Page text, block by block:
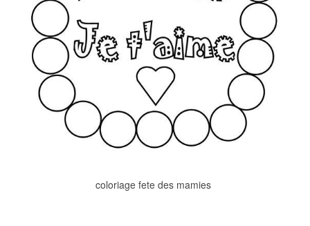
coloriage fete des mamies